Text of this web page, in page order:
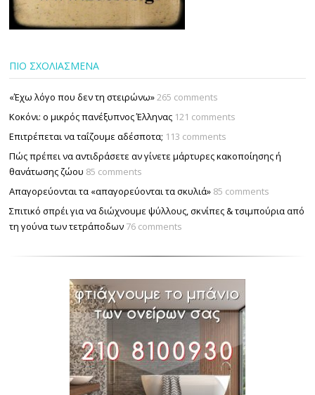
ΠΙΟ ΣΧΟΛΙΑΣΜΕΝΑ
«Έχω λόγο που δεν τη στειρώνω»265 comments
Κοκόνι: ο μικρός πανέξυπνος Έλληνας 121 comments
Επιτρέπεται να ταΐζουµε αδέσποτα; 113 comments
Πώς πρέπει να αντιδράσετε αν γίνετε μάρτυρες κακοποίησης ή
θανάτωσης ζώου 85 comments
Απαγορεύονται τα «απαγορεύονται τα σκυλιά» 85 comments
Σπιτικό σπρέι για να διώχνουμε ψύλλους, σκνίπες & τσιμπούρια από
τη γούνα των τετράποδων 76 comments